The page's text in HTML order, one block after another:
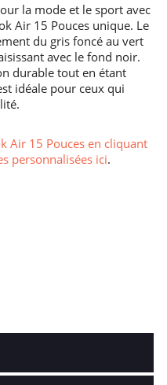
la mode et le sport avec
Air 15 Pouces unique. Le
du gris foncé au vert
avec le fond noir.
durable tout en étant
idéale pour ceux qui
Air 15 Pouces en cliquant
personnalisées ici.